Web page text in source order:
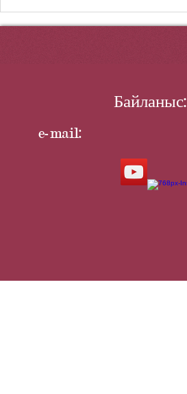
қарсы қорғаныс күштері
Байланыс:
e-mail: